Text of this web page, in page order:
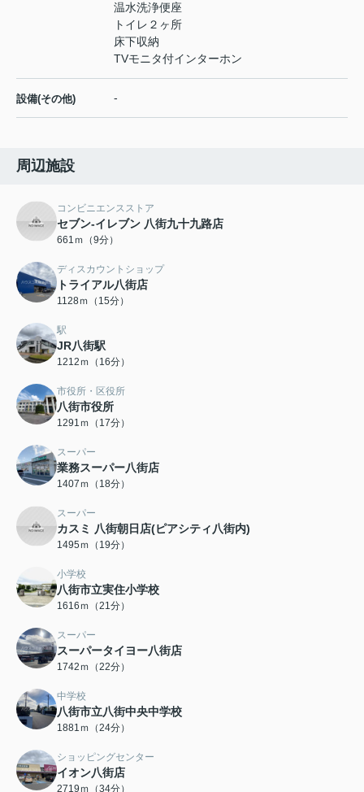
温水洗浄便座
トイレ２ヶ所
床下収納
TVモニタ付インターホン
設備(その他) -
周辺施設
コンビニエンスストア
セブン-イレブン 八街九十九路店
661ｍ（9分）
ディスカウントショップ
トライアル八街店
1128ｍ（15分）
駅
JR八街駅
1212ｍ（16分）
市役所・区役所
八街市役所
1291ｍ（17分）
スーパー
業務スーパー八街店
1407ｍ（18分）
スーパー
カスミ 八街朝日店(ピアシティ八街内)
1495ｍ（19分）
小学校
八街市立実住小学校
1616ｍ（21分）
スーパー
スーパータイヨー八街店
1742ｍ（22分）
中学校
八街市立八街中央中学校
1881ｍ（24分）
ショッピングセンター
イオン八街店
2719ｍ（34分）